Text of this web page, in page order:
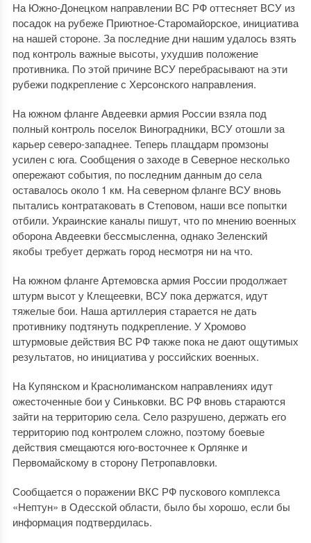
На Южно-Донецком направлении ВС РФ оттесняет ВСУ из
посадок на рубеже Приютное-Старомайорское, инициатива
на нашей стороне. За последние дни нашим удалось взять
под контроль важные высоты, ухудшив положение
противника. По этой причине ВСУ перебрасывают на эти
рубежи подкрепление с Херсонского направления.
На южном фланге Авдеевки армия России взяла под
полный контроль поселок Виноградники, ВСУ отошли за
карьер северо-западнее. Теперь плацдарм промзоны
усилен с юга. Сообщения о заходе в Северное несколько
опережают события, по последним данным до села
оставалось около 1 км. На северном фланге ВСУ вновь
пытались контратаковать в Степовом, наши все попытки
отбили. Украинские каналы пишут, что по мнению военных
оборона Авдеевки бессмысленна, однако Зеленский
якобы требует держать город несмотря ни на что.
На южном фланге Артемовска армия России продолжает
штурм высот у Клещеевки, ВСУ пока держатся, идут
тяжелые бои. Наша артиллерия старается не дать
противнику подтянуть подкрепление. У Хромово
штурмовые действия ВС РФ также пока не дают ощутимых
результатов, но инициатива у российских военных.
На Купянском и Краснолиманском направлениях идут
ожесточенные бои у Синьковки. ВС РФ вновь стараются
зайти на территорию села. Село разрушено, держать его
территорию под контролем сложно, поэтому боевые
действия смещаются юго-восточнее к Орлянке и
Первомайскому в сторону Петропавловки.
Сообщается о поражении ВКС РФ пускового комплекса
«Нептун» в Одесской области, было бы хорошо, если бы
информация подтвердилась.